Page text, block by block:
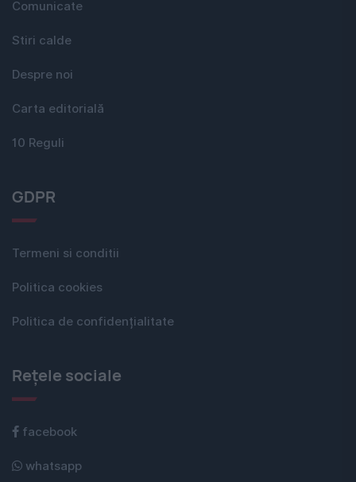
Comunicate
Stiri calde
Despre noi
Carta editorială
10 Reguli
GDPR
Termeni si conditii
Politica cookies
Politica de confidențialitate
Rețele sociale
facebook
whatsapp